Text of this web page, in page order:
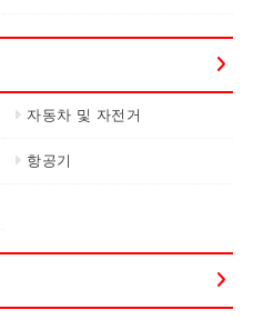
자동차 및 자전거
항공기